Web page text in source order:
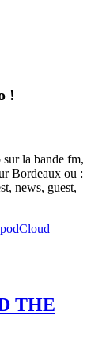
!
la bande fm,
Bordeaux ou :
news, guest,
THE